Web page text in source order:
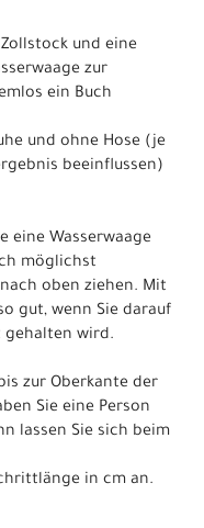
und eine
zur
ein Buch
und ohne Hose (je
beeinflussen)
eine Wasserwaage
möglichst
oben ziehen. Mit
gut, wenn Sie darauf
gehalten wird.
zur Oberkante der
Sie eine Person
lassen Sie sich beim
in cm an.